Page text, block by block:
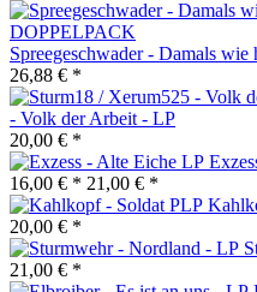
Spreegeschwader - Damals wie
26,88 € *
- Volk der Arbeit - LP
20,00 € *
16,00 € * 21,00 € *
20,00 € *
21,00 € *